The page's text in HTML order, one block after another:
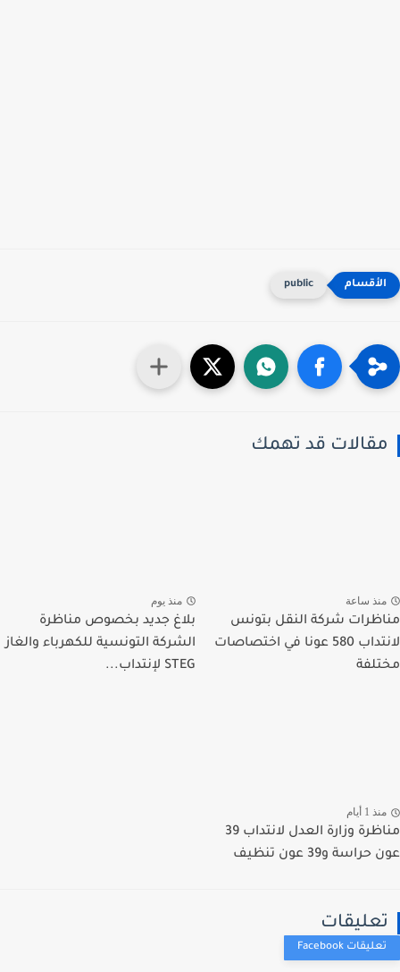
public
قد تهمك
ساعة
شركة النقل بتونس
لانتداب 580 عونا في اختصاصات
منذ يوم
بلاغ جديد بخصوص مناظرة
الشركة التونسية للكهرباء والغاز
STEG لإنتداب...
1 أيام
مناظرة وزارة العدل لانتداب 39
و39 عون تنظيف